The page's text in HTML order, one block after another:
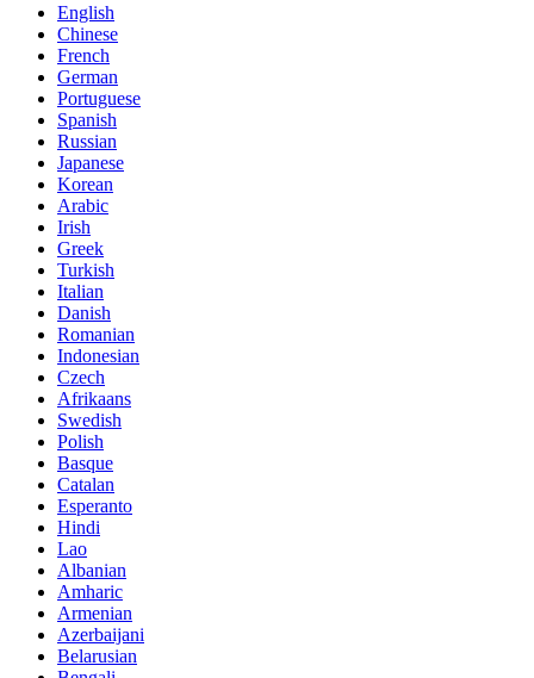
English
Chinese
French
German
Portuguese
Spanish
Russian
Japanese
Korean
Arabic
Irish
Greek
Turkish
Italian
Danish
Romanian
Indonesian
Czech
Afrikaans
Swedish
Polish
Basque
Catalan
Esperanto
Hindi
Lao
Albanian
Amharic
Armenian
Azerbaijani
Belarusian